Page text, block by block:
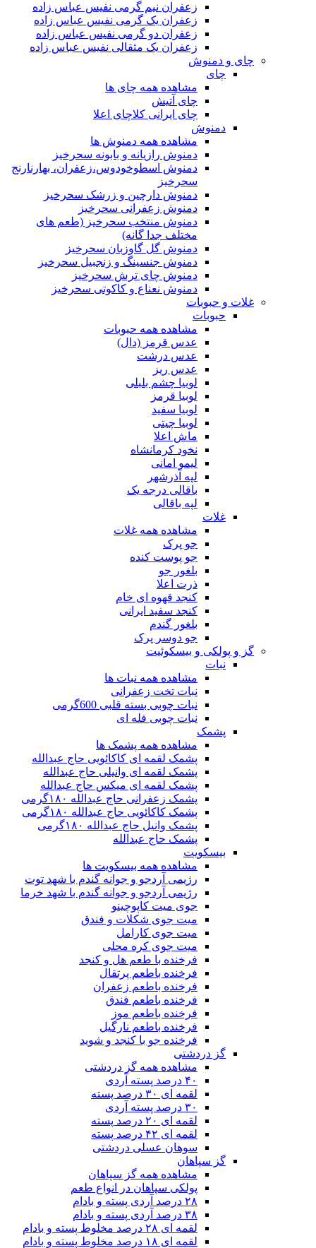
زعفران نیم گرمی نفیس عباس زاده
زعفران یک گرمی نفیس عباس زاده
زعفران دو گرمی نفیس عباس زاده
زعفران یک مثقالی نفیس عباس زاده
چای و دمنوش
چای
مشاهده همه چای ها
چای آتیش
چای ایرانی کلاچای اعلا
دمنوش
مشاهده همه دمنوش ها
دمنوش رازیانه و بابونه سحرخیز
دمنوش اسطوخودوس،زعفران، بهارنارنج
سحرخیز
دمنوش دارچین و زرشک سحرخیز
دمنوش زعفرانی سحرخیز
دمنوش منتخب سحرخیز (طعم های
مختلف جدا گانه)
دمنوش گل گاوزبان سحرخیز
دمنوش جنسینگ و زنجبیل سحرخیز
دمنوش چای ترش سحرخیز
دمنوش نعناع و کاکوتی سحرخیز
غلات و حبوبات
حبوبات
مشاهده همه حبوبات
عدس قرمز (دال)
عدس درشت
عدس ریز
لوبیا چشم بلبلی
لوبیا قرمز
لوبیا سفید
لوبیا چیتی
ماش اعلا
نخود کرمانشاه
لیمو امانی
لپه آذرشهر
باقالی درجه یک
لپه باقالی
غلات
مشاهده همه غلات
جو پرک
جو پوست کنده
بلغور جو
ذرت اعلا
کنجد قهوه ای خام
کنجد سفید ایرانی
بلغور گندم
جو دوسر پرک
گز و پولکی و بیسکوئیت
نبات
مشاهده همه نبات ها
نبات تخت زعفرانی
نبات چوبی بسته قلبی 600گرمی
نبات چوبی فله ای
پشمک
مشاهده همه پشمک ها
پشمک لقمه ای کاکائویی حاج عبدالله
پشمک لقمه ای وانیلی حاج عبدالله
پشمک لقمه ای میکس حاج عبدالله
پشمک زعفرانی حاج عبدالله ۱۸۰گرمی
پشمک کاکائویی حاج عبدالله ۱۸۰گرمی
پشمک وانیل حاج عبدالله ۱۸۰گرمی
پشمک حاج عبدالله
بیسکویت
مشاهده همه بیسکویت ها
رژیمی آردجو و جوانه گندم با شهد توت
رژیمی آردجو و جوانه گندم با شهد خرما
جوی میت کاپوچینو
میت جوی شکلات و فندق
میت جوی کارامل
میت جوی کره محلی
فرخنده با طعم هل و کنجد
فرخنده باطعم پرتقال
فرخنده باطعم زعفران
فرخنده باطعم فندق
فرخنده باطعم موز
فرخنده باطعم نارگیل
فرخنده جو با کنجد و شوید
گز دردشتی
مشاهده همه گز دردشتی
۴۰ درصد پسته آردی
لقمه ای ۳۰ درصد پسته
۳۰ درصد پسته آردی
لقمه ای ۲۰ درصد پسته
لقمه ای ۴۲ درصد پسته
سوهان عسلی دردشتی
گز سپاهان
مشاهده همه گز سپاهان
پولکی سپاهان در انواع طعم
۲۸ درصد آردی پسته و بادام
۳۸ درصد آردی پسته و بادام
لقمه ای ۲۸ درصد مخلوط پسته و بادام
لقمه ای ۱۸ درصد مخلوط پسته و بادام